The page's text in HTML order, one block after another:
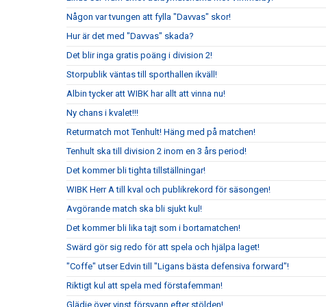
Någon var tvungen att fylla "Davvas" skor!
Hur är det med "Davvas" skada?
Det blir inga gratis poäng i division 2!
Storpublik väntas till sporthallen ikväll!
Albin tycker att WIBK har allt att vinna nu!
Ny chans i kvalet!!!
Returmatch mot Tenhult! Häng med på matchen!
Tenhult ska till division 2 inom en 3 års period!
Det kommer bli tighta tillställningar!
WIBK Herr A till kval och publikrekord för säsongen!
Avgörande match ska bli sjukt kul!
Det kommer bli lika tajt som i bortamatchen!
Swärd gör sig redo för att spela och hjälpa laget!
"Coffe" utser Edvin till "Ligans bästa defensiva forward"!
Riktigt kul att spela med förstafemman!
Glädje över vinst försvann efter stölden!